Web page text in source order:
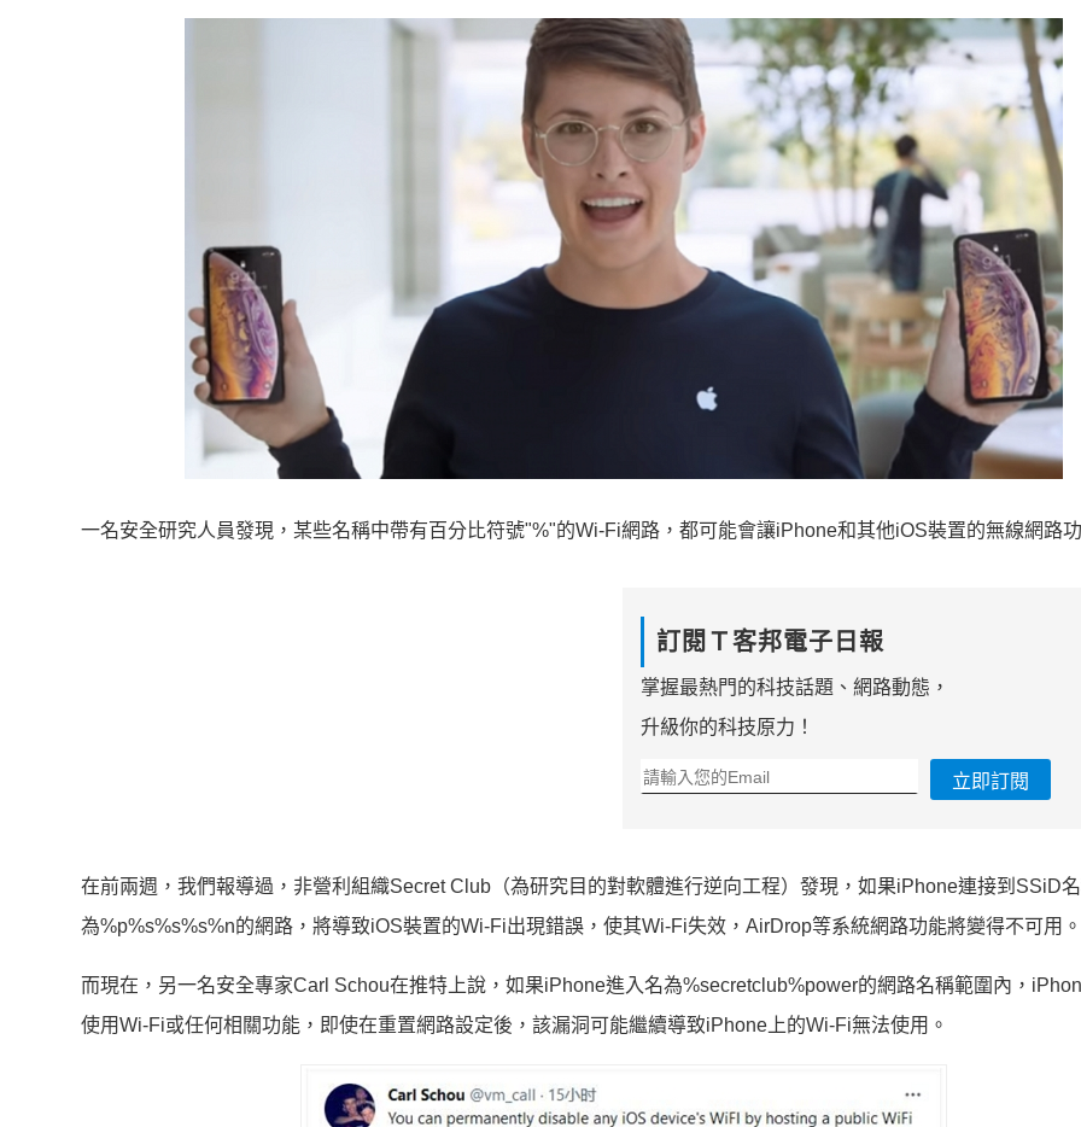
一名安全研究人員發現，某些名稱中帶有百分比符號"%"的Wi-Fi網路，都可能會讓iPhone和其他iOS裝置的無線網路
訂閱Ｔ客邦電子日報
掌握最熱門的科技話題、網路動態，
升級你的科技原力！
立即訂閱
在前兩週，我們報導過，非營利組織Secret Club（為研究目的對軟體進行逆向工程）發現，如果iPhone連接到SSiD
為%p%s%s%s%n的網路，將導致iOS裝置的Wi-Fi出現錯誤，使其Wi-Fi失效，AirDrop等系統網路功能將變得不可用。
而現在，另一名安全專家Carl Schou在推特上說，如果iPhone進入名為%secretclub%power的網路名稱範圍內，
使用Wi-Fi或任何相關功能，即使在重置網路設定後，該漏洞可能繼續導致iPhone上的Wi-Fi無法使用。